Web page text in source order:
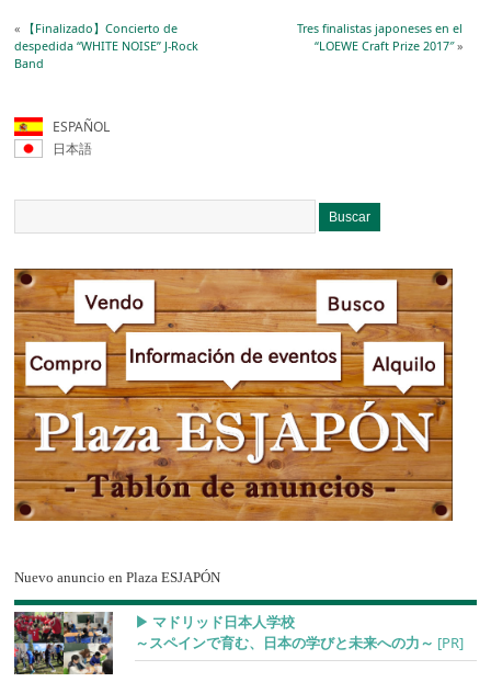
« 【Finalizado】Concierto de
despedida “WHITE NOISE” J-Rock
Band
Tres finalistas japoneses en el
“LOEWE Craft Prize 2017″»
ESPAÑOL
日本語
Nuevo anuncio en Plaza ESJAPÓN
▶︎ マドリッド日本人学校
～スペインで育む、日本の学びと未来への力～ [PR]